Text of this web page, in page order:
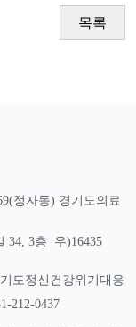
목록
정자동) 경기도의료
34, 3층 우)16435
도정신건강위기대응
212-0437